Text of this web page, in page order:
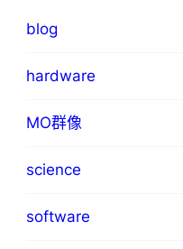
blog
hardware
MO群像
science
software